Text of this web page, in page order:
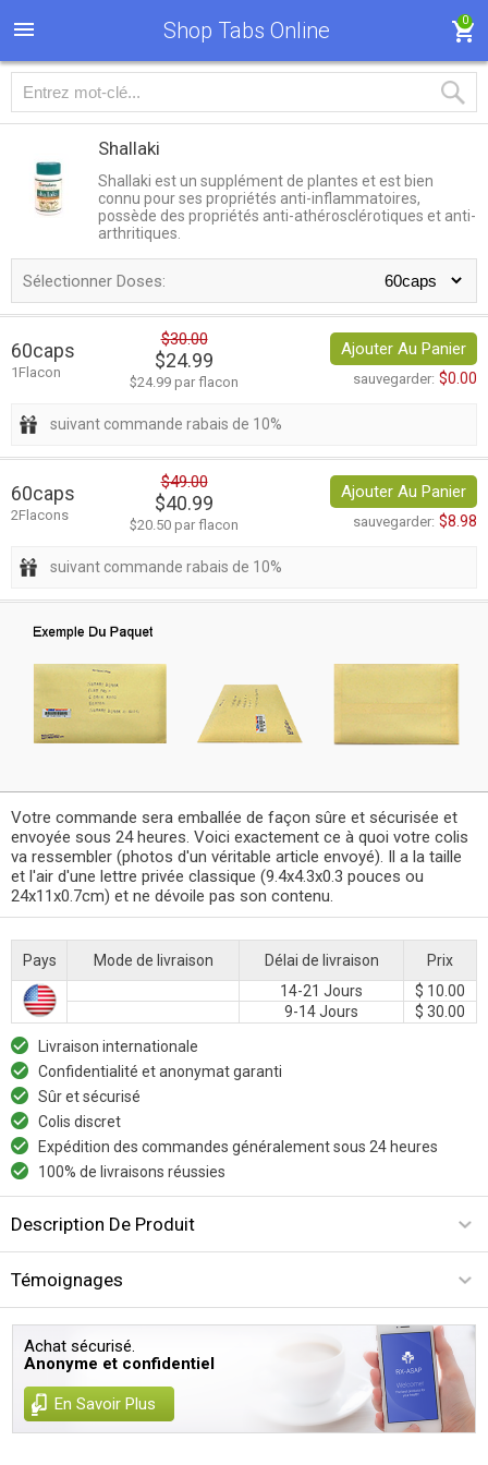
Shop Tabs Online 0
Shallaki
Shallaki est un supplément de plantes et est bien
connu pour ses propriétés anti-inflammatoires,
possède des propriétés anti-athérosclérotiques et anti-
arthritiques.
Sélectionner Doses:
60caps
1Flacon
$30.00
$24.99
$24.99 par flacon
Ajouter Au Panier
sauvegarder: $0.00
suivant commande rabais de 10%
60caps
2Flacons
$49.00
$40.99
$20.50 par flacon
Ajouter Au Panier
sauvegarder: $8.98
suivant commande rabais de 10%
Votre commande sera emballée de façon sûre et sécurisée et
envoyée sous 24 heures. Voici exactement ce à quoi votre colis
va ressembler (photos d'un véritable article envoyé). Il a la taille
et l'air d'une lettre privée classique (9.4x4.3x0.3 pouces ou
24x11x0.7cm) et ne dévoile pas son contenu.
Pays Mode de livraison Délai de livraison
Prix
14-21 Jours
$ 10.00
9-14 Jours
$ 30.00
Livraison internationale
Confidentialité et anonymat garanti
Sûr et sécurisé
Colis discret
Expédition des commandes généralement sous 24 heures
100% de livraisons réussies
Description De Produit
Témoignages
Achat sécurisé.
Anonyme et confidentiel
En Savoir Plus